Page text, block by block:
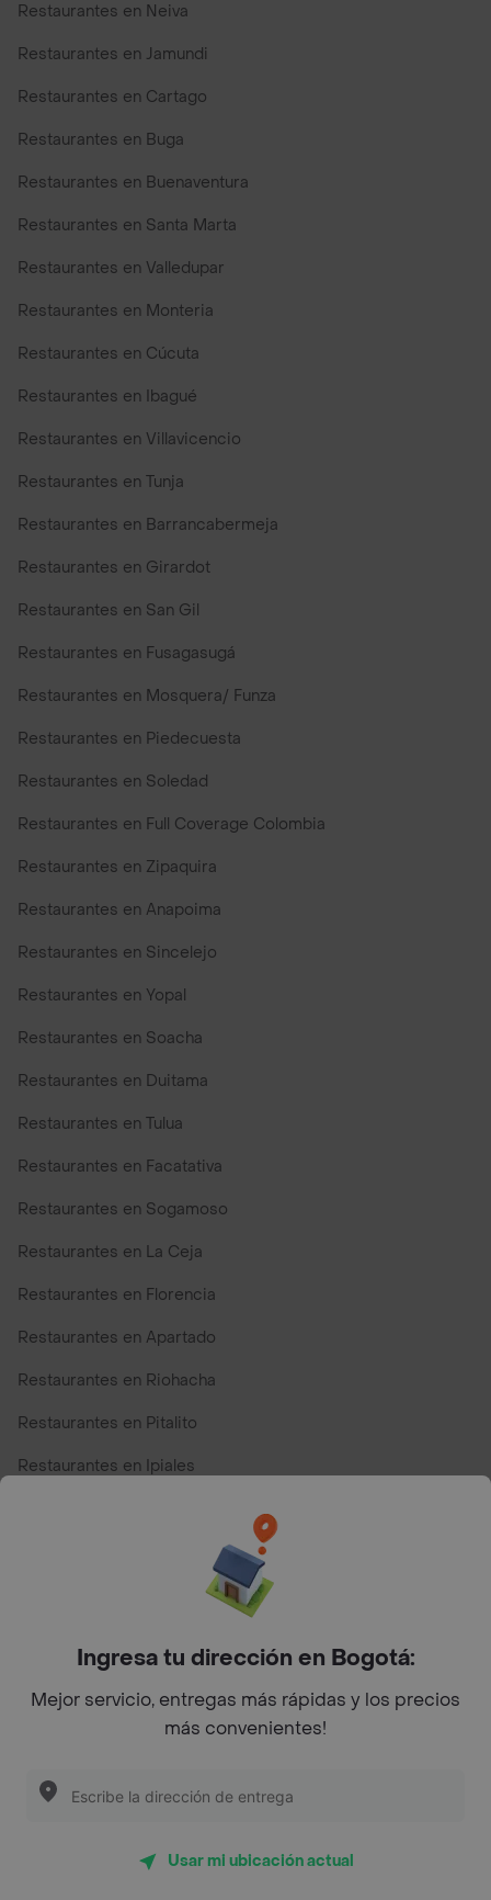
Restaurantes en Neiva
Restaurantes en Jamundi
Restaurantes en Cartago
Restaurantes en Buga
Restaurantes en Buenaventura
Restaurantes en Santa Marta
Restaurantes en Valledupar
Restaurantes en Monteria
Restaurantes en Cúcuta
Restaurantes en Ibagué
Restaurantes en Villavicencio
Restaurantes en Tunja
Restaurantes en Barrancabermeja
Restaurantes en Girardot
Restaurantes en San Gil
Restaurantes en Fusagasugá
Restaurantes en Mosquera/ Funza
Restaurantes en Piedecuesta
Restaurantes en Soledad
Restaurantes en Full Coverage Colombia
Restaurantes en Zipaquira
Restaurantes en Anapoima
Restaurantes en Sincelejo
Restaurantes en Yopal
Restaurantes en Soacha
Restaurantes en Duitama
Restaurantes en Tulua
Restaurantes en Facatativa
Restaurantes en Sogamoso
Restaurantes en La Ceja
Restaurantes en Florencia
Restaurantes en Apartado
Restaurantes en Riohacha
Restaurantes en Pitalito
Restaurantes en Ipiales
Top Marcas y Cadenas de Restaurantes
Encuéntranos en estos países
App Store Google play
Restaurantes cerca de mi para pedir Comida a Domicilio -
Ingresa tu dirección en Bogotá:
Mejor servicio, entregas más rápidas y los precios
más convenientes!
Usar mi ubicación actual